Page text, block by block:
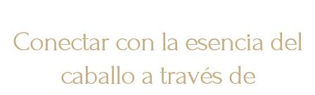
Conectar con la esencia del
caballo a través de